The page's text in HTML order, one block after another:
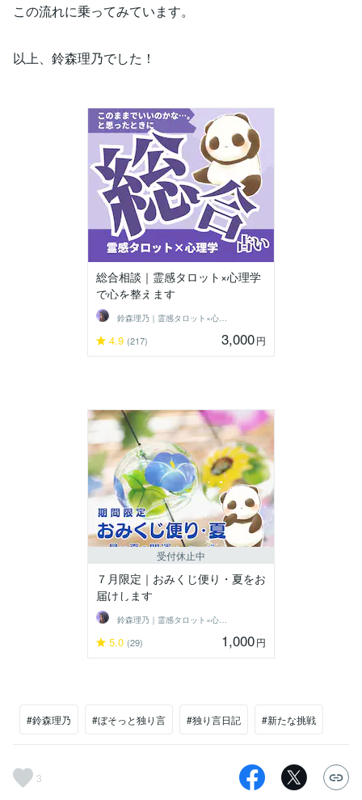
この流れに乗ってみています。
以上、鈴森理乃でした！
総合相談｜霊感タロット×心理学
で心を整えます
鈴森理乃｜霊感タロット×心理学
4.9 (217) 3,000円
受付休止中
７月限定｜おみくじ便り・夏をお
届けします
鈴森理乃｜霊感タロット×心理学
5.0 (29) 1,000円
#鈴森理乃 #ぼそっと独り言 #独り言日記 #新たな挑戦
3